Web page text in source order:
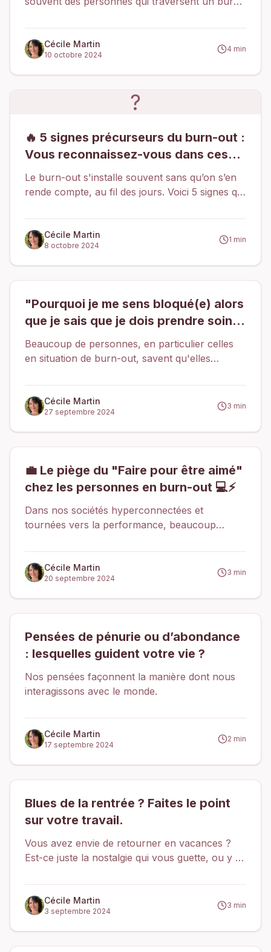
profondément ébranlée. Un volet essentiel de
mon accompagnement consiste à les aider à
reconstruire cette confiance, souvent mise à
mal par une identification excessive au travail.
Cécile Martin
10 octobre 2024
4 min
?
🔥 5 signes précurseurs du burn-out :
Vous reconnaissez-vous dans ces
pensées ? 💭
Le burn-out s'installe souvent sans qu’on s’en
rende compte, au fil des jours. Voici 5 signes qui
Cécile Martin
8 octobre 2024
1 min
"Pourquoi je me sens bloqué(e) alors
que je sais que je dois prendre soin
de moi ?"
Beaucoup de personnes, en particulier celles
en situation de burn-out, savent qu'elles
ou prendre soin d'elles-mêmes. Pourtant,
malgré cette prise de conscience, elles restent
bloquées, incapables de passer à l’action. Ce
blocage vient souvent d’une déconnexion avec
leurs émotions et leurs besoins profonds.
Cécile Martin
27 septembre 2024
3 min
💼 Le piège du "Faire pour être aimé"
chez les personnes en burn-out 💻⚡️
Dans nos sociétés hyperconnectées et
tournées vers la performance, beaucoup
aimé", un schéma dans lequel la valeur de
l’individu se mesure à travers ce qu’il produit ou
accomplit.
Cécile Martin
20 septembre 2024
3 min
Pensées de pénurie ou d’abondance
: lesquelles guident votre vie ?
Nos pensées façonnent la manière dont nous
interagissons avec le monde.
Cécile Martin
17 septembre 2024
2 min
Blues de la rentrée ? Faites le point
sur votre travail.
Vous avez envie de retourner en vacances ?
Est-ce juste la nostalgie qui vous guette, ou y a-
?
Cécile Martin
3 septembre 2024
3 min